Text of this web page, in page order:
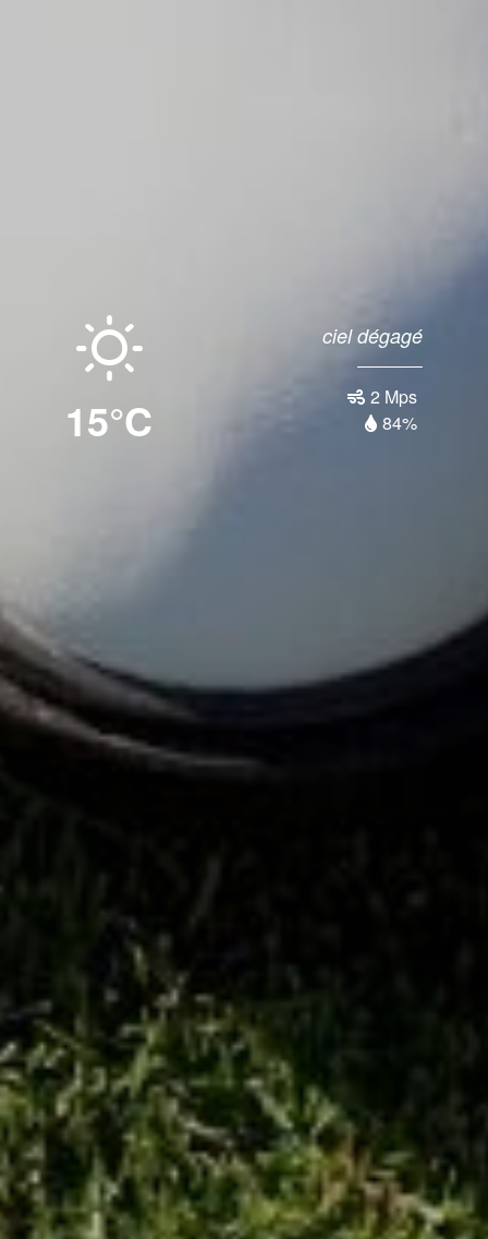
ciel dégagé
2 Mps
84%
15°C